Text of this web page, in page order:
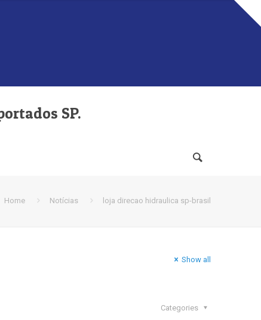
SP.
Home Notícias loja direcao hidraulica sp-brasil
Show all
Categories